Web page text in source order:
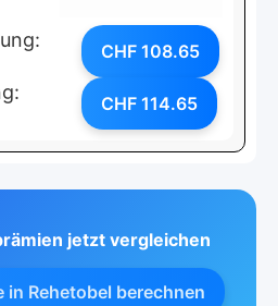
CHF 108.65
CHF 114.65
jetzt vergleichen
in Rehetobel berechnen